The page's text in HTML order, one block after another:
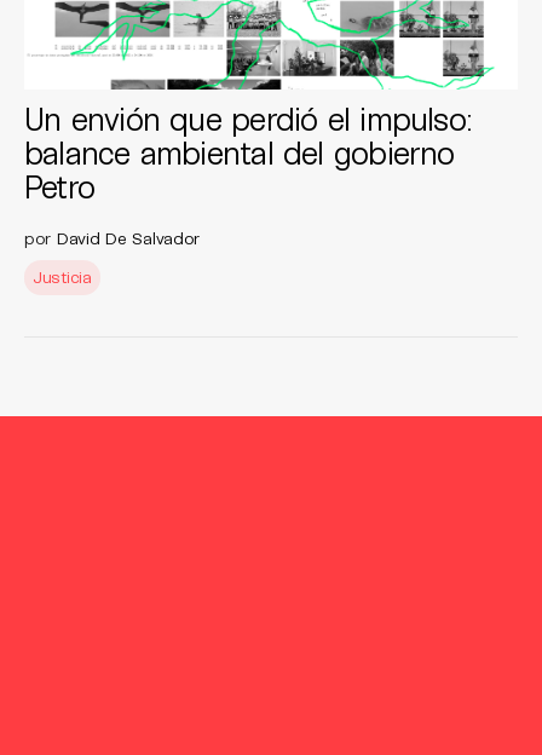
Un envión que perdió el impulso:
balance ambiental del gobierno
Petro
por David De Salvador
Justicia